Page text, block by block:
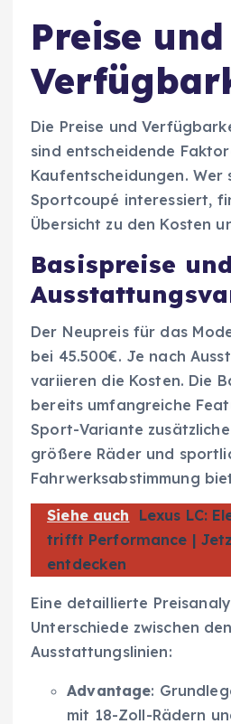
Preise und
Die Preise und
sind entscheidende
Kaufentscheidungen. Wer
Sportcoupé interessiert,
Übersicht zu den Kosten
Basispreise und
Der Neupreis für das
bei 45.500€. Je nach
variieren die Kosten. Die
bereits umfangreiche
Sport-Variante
größere Räder und
Fahrwerksabstimmung
Siehe auch
Lexus LC:
trifft Performance |
entdecken
Eine detaillierte
Unterschiede zwischen den
Ausstattungslinien:
Advantage:
mit 18-Zoll-Rädern